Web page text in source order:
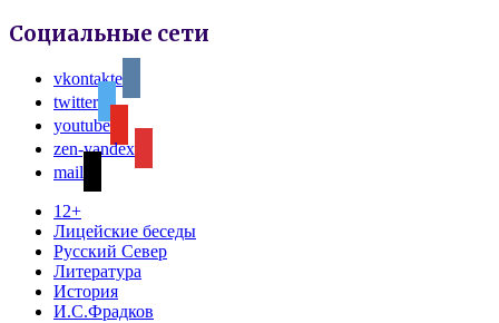
Социальные сети
vkontakte
twitter
youtube
zen-yandex
mail
12+
Лицейские беседы
Русский Север
Литература
История
И.С.Фрадков